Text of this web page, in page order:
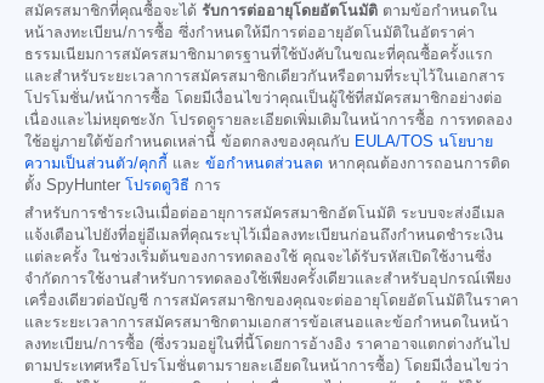
สมัครสมาชิกที่คุณซื้อจะได้ รับการต่ออายุโดยอัตโนมัติ ตามข้อกำหนดใน
หน้าลงทะเบียน/การซื้อ ซึ่งกำหนดให้มีการต่ออายุอัตโนมัติในอัตราค่า
ธรรมเนียมการสมัครสมาชิกมาตรฐานที่ใช้บังคับในขณะที่คุณซื้อครั้งแรก
และสำหรับระยะเวลาการสมัครสมาชิกเดียวกันหรือตามที่ระบุไว้ในเอกสาร
โปรโมชั่น/หน้าการซื้อ โดยมีเงื่อนไขว่าคุณเป็นผู้ใช้ที่สมัครสมาชิกอย่างต่อ
เนื่องและไม่หยุดชะงัก โปรดดูรายละเอียดเพิ่มเติมในหน้าการซื้อ การทดลอง
ใช้อยู่ภายใต้ข้อกำหนดเหล่านี้ ข้อตกลงของคุณกับ EULA/TOS นโยบาย
ความเป็นส่วนตัว/คุกกี้ และ ข้อกำหนดส่วนลด หากคุณต้องการถอนการติด
ตั้ง SpyHunter โปรดดูวิธี การ
สำหรับการชำระเงินเมื่อต่ออายุการสมัครสมาชิกอัตโนมัติ ระบบจะส่งอีเมล
แจ้งเตือนไปยังที่อยู่อีเมลที่คุณระบุไว้เมื่อลงทะเบียนก่อนถึงกำหนดชำระเงิน
แต่ละครั้ง ในช่วงเริ่มต้นของการทดลองใช้ คุณจะได้รับรหัสเปิดใช้งานซึ่ง
จำกัดการใช้งานสำหรับการทดลองใช้เพียงครั้งเดียวและสำหรับอุปกรณ์เพียง
เครื่องเดียวต่อบัญชี การสมัครสมาชิกของคุณจะต่ออายุโดยอัตโนมัติในราคา
และระยะเวลาการสมัครสมาชิกตามเอกสารข้อเสนอและข้อกำหนดในหน้า
ลงทะเบียน/การซื้อ (ซึ่งรวมอยู่ในที่นี้โดยการอ้างอิง ราคาอาจแตกต่างกันไป
ตามประเทศหรือโปรโมชั่นตามรายละเอียดในหน้าการซื้อ) โดยมีเงื่อนไขว่า